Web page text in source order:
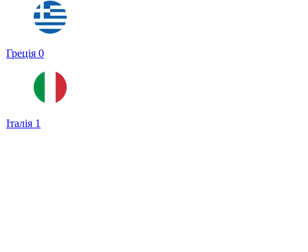
Греція 0
Італія 1